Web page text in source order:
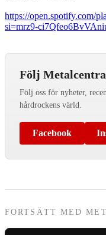
https://open.spotify.com/
si=mrz9-
Följ
Följ oss för nyheter,
hårdrockens värld.
Facebook
FORTSÄTT MED